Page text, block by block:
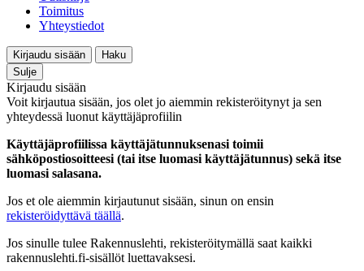
Toimitus
Yhteystiedot
Kirjaudu sisään
Haku
Sulje
Kirjaudu sisään
Voit kirjautua sisään, jos olet jo aiemmin rekisteröitynyt ja sen
yhteydessä luonut käyttäjäprofiilin
Käyttäjäprofiilissa käyttäjätunnuksenasi toimii
sähköpostiosoitteesi (tai itse luomasi käyttäjätunnus) sekä itse
luomasi salasana.
Jos et ole aiemmin kirjautunut sisään, sinun on ensin
rekisteröidyttävä täällä.
Jos sinulle tulee Rakennuslehti, rekisteröitymällä saat kaikki
rakennuslehti.fi-sisällöt luettavaksesi.